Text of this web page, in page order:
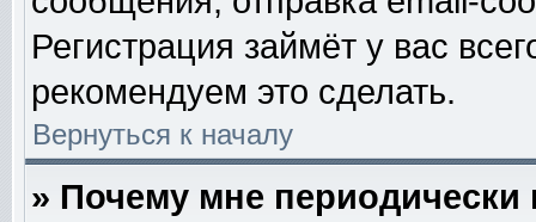
Регистрация займёт у вас
рекомендуем это сделать.
Вернуться к началу
» Почему мне